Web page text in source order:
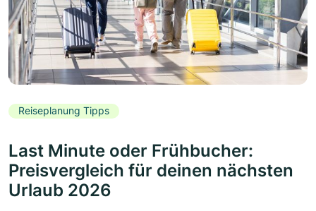
Reiseplanung Tipps
Last Minute oder Frühbucher:
Preisvergleich für deinen nächsten
Urlaub 2026